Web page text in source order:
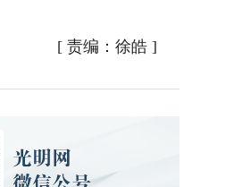
[ 责编：徐皓 ]